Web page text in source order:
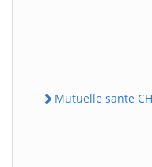
Mutuelle sante